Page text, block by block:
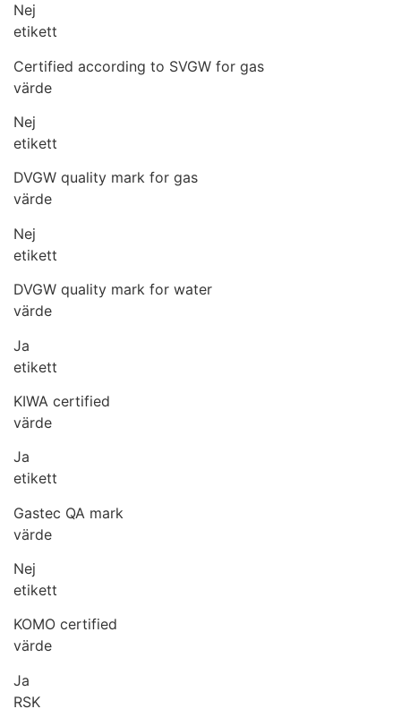
Nej
etikett
Certified according to SVGW for gas
värde
Nej
etikett
DVGW quality mark for gas
värde
Nej
etikett
DVGW quality mark for water
värde
Ja
etikett
KIWA certified
värde
Ja
etikett
Gastec QA mark
värde
Nej
etikett
KOMO certified
värde
Ja
RSK